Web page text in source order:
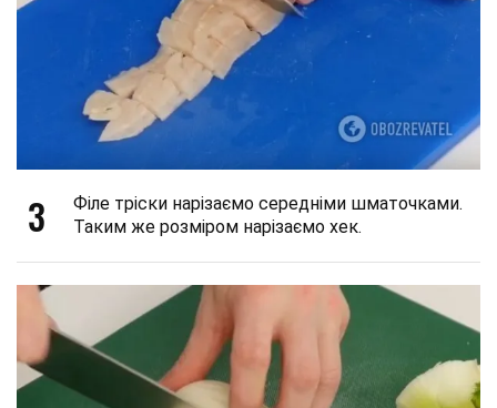
3
Філе тріски нарізаємо середніми шматочками.
Таким же розміром нарізаємо хек.